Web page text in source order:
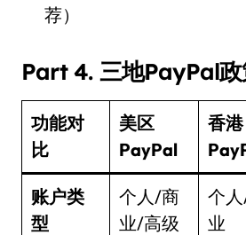
荐）
Part 4. 三地PayPal
功能对
比
美区
PayPal
香港
账户类
型
个人/商
业/高级
个
业